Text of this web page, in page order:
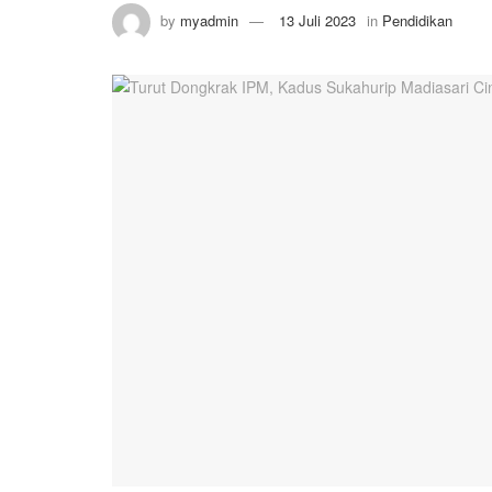
by myadmin 13 Juli 2023 in Pendidikan